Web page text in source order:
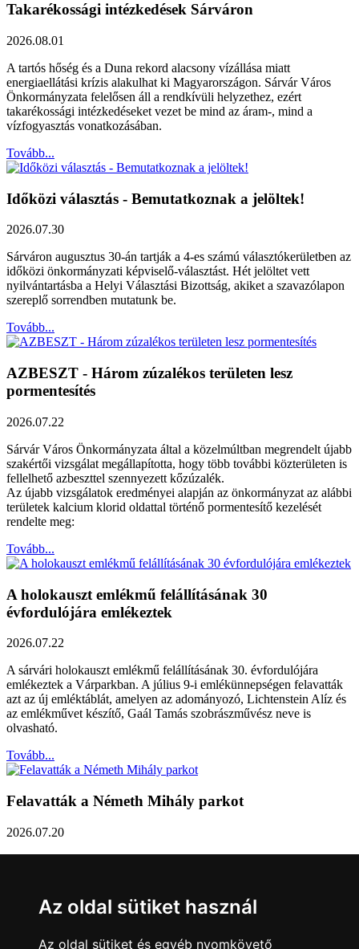
Az oldal sütiket használ
Az oldal sütiket és egyéb nyomkövető
Takarékossági intézkedések Sárváron
2026.08.01
A tartós hőség és a Duna rekord alacsony vízállása miatt
energiaellátási krízis alakulhat ki Magyarországon. Sárvár Város
Önkormányzata felelősen áll a rendkívüli helyzethez, ezért
takarékossági intézkedéseket vezet be mind az áram-, mind a
vízfogyasztás vonatkozásában.
Tovább...
Időközi választás - Bemutatkoznak a jelöltek!
2026.07.30
Sárváron augusztus 30-án tartják a 4-es számú választókerületben az
időközi önkormányzati képviselő-választást. Hét jelöltet vett
nyilvántartásba a Helyi Választási Bizottság, akiket a szavazólapon
szereplő sorrendben mutatunk be.
Tovább...
AZBESZT - Három zúzalékos területen lesz
pormentesítés
2026.07.22
Sárvár Város Önkormányzata által a közelmúltban megrendelt újabb
szakértői vizsgálat megállapította, hogy több további közterületen is
fellelhető azbeszttel szennyezett kőzúzalék.
Az újabb vizsgálatok eredményei alapján az önkormányzat az alábbi
területek kalcium klorid oldattal történő pormentesítő kezelését
rendelte meg:
Tovább...
A holokauszt emlékmű felállításának 30
évfordulójára emlékeztek
2026.07.22
A sárvári holokauszt emlékmű felállításának 30. évfordulójára
emlékeztek a Várparkban. A július 9-i emlékünnepségen felavatták
azt az új emléktáblát, amelyen az adományozó, Lichtenstein Alíz és
az emlékművet készítő, Gaál Tamás szobrászművész neve is
olvasható.
Tovább...
Felavatták a Németh Mihály parkot
2026.07.20